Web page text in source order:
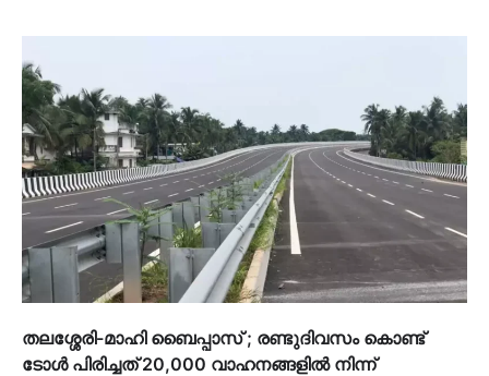
തലശ്ശേരി-മാഹി ബൈപ്പാസ് ; രണ്ടുദിവസം കൊണ്ട്
ടോള്‍ പിരിച്ചത് 20,000 വാഹനങ്ങളില്‍ നിന്ന്